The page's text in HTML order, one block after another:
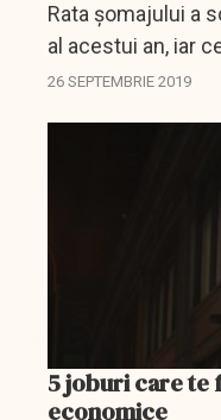
Rata şomajului a
al acestui an, iar
fost înregistrat în
26 SEPTEMBRIE 2019
5 joburi care te
economice